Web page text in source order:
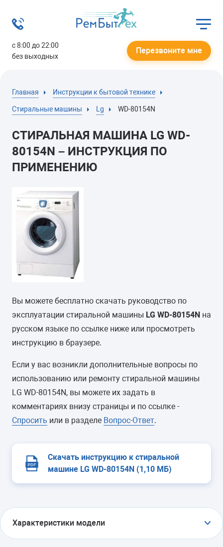
с 8:00 до 22:00
без выходных
Перезвоните мне
Главная Инструкции к бытовой технике
Стиральные машины Lg WD-80154N
СТИРАЛЬНАЯ МАШИНА LG WD-
80154N – ИНСТРУКЦИЯ ПО
ПРИМЕНЕНИЮ
Вы можете бесплатно скачать руководство по
эксплуатации стиральной машины LG WD-80154N на
русском языке по ссылке ниже или просмотреть
инструкцию в браузере.
Если у вас возникли дополнительные вопросы по
использованию или ремонту стиральной машины
LG WD-80154N, вы можете их задать в
комментариях внизу страницы и по ссылке -
Спросить или в разделе Вопрос-Ответ.
Скачать инструкцию к стиральной
машине LG WD-80154N (1,10 МБ)
Характеристики модели